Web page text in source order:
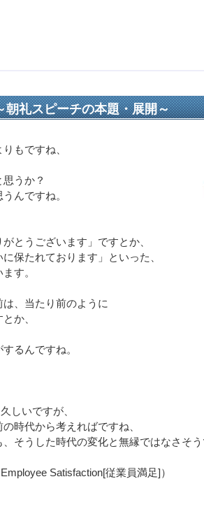
礼スピーチの本題・展開～
もですね、
うか？
んですね。
とうございます」ですとか、
保たれております」といった、
す。
、当たり前のように
か、
るんですね。
しいですが、
時代から考えればですね、
そうした時代の変化と無縁ではなさそう
Satisfaction[従業員満足]）